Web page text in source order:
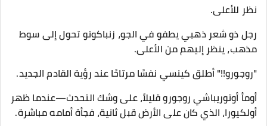
نظر للأعلى.
رجل ذو شعر ذهبي يطفو في الجو، زنباكوتو تحول إلى سوط
مذهب، ينظر إليهم من الأعلى.
"روجورو!!" أطلق كينسي نفسًا مرتاحًا عند رؤية القادم الجديد.
أومأ أوتوريباشي روجورو قليلاً، على وشك التحدث—عندما ظهر
أولكيورا، الذي كان على الأرض قبل ثانية، فجأة أمامه مباشرة.